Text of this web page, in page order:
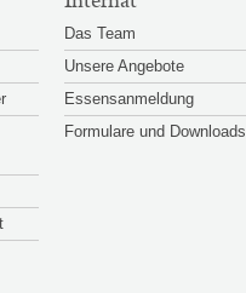
Das Team
Unsere Angebote
Essensanmeldung
Formulare und Downloads